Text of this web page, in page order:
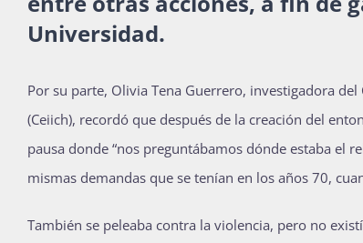
Universidad.
Por su parte, Olivia Tena Guerrero, investigadora
(Ceiich), recordó que después de la creación del
pausa donde “nos preguntábamos dónde estaba el
mismas demandas que se tenían en los años 70,
También se peleaba contra la violencia, pero no